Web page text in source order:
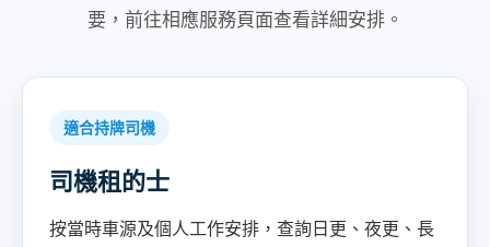
要，前往相應服務頁面查看詳細安排。
適合持牌司機
司機租的士
按當時車源及個人工作安排，查詢日更、夜更、長